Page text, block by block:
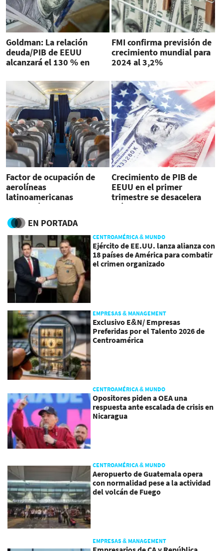
Goldman: La relación
deuda/PIB de EEUU
alcanzará el 130 % en
FMI confirma previsión de
crecimiento mundial para
2024 al 3,2%
Factor de ocupación de
aerolíneas
latinoamericanas
aumentó a 85,1 % a mayo
Crecimiento de PIB de
EEUU en el primer
trimestre se desacelera
más que lo estimado
EN PORTADA
CENTROAMÉRICA & MUNDO
Ejército de EE.UU. lanza alianza con
18 países de América para combatir
el crimen organizado
EMPRESAS & MANAGEMENT
Exclusivo E&N/ Empresas
Preferidas por el Talento 2026 de
Centroamérica
CENTROAMÉRICA & MUNDO
Opositores piden a OEA una
respuesta ante escalada de crisis en
Nicaragua
CENTROAMÉRICA & MUNDO
Aeropuerto de Guatemala opera
con normalidad pese a la actividad
del volcán de Fuego
EMPRESAS & MANAGEMENT